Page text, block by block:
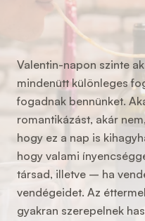
Valentin-napon szinte
mindenütt különleges
fogadnak bennünket.
romantikázást, akár
hogy ez a nap is
hogy valami
társad, illetve – ha
vendégeidet. Az
gyakran szerepelnek